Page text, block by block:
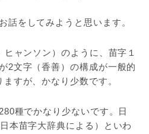
話をしてみようと思います。
ャンソン）のように、苗字１
2文字（香善）の構成が一般的
すが、かなり少数です。
種でかなり少ないです。日
本苗字大辞典による）といわ